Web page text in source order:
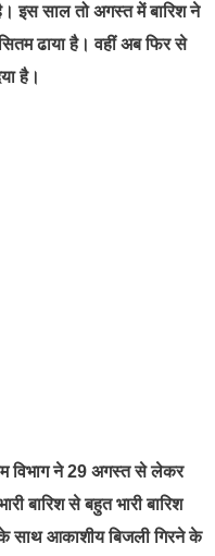
इस साल तो अगस्त में बारिश ने
ढाया है। वहीं अब फिर से
है।
विभाग ने 29 अगस्त से लेकर
बारिश से बहुत भारी बारिश
साथ आकाशीय बिजली गिरने के